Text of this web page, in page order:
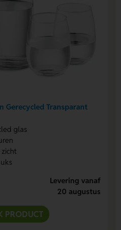
Gerecycled Transparant
glas
Levering vanaf
20 augustus
PRODUCT